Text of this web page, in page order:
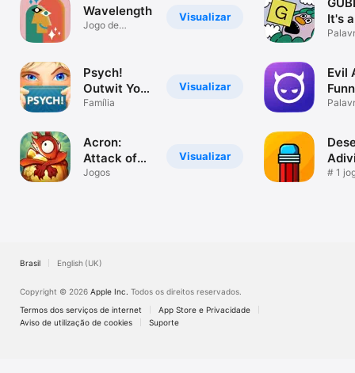
Visualizar
Wavelength
Jogo de
Visualizar
Psych!
Outwit Your
Friends
Família
Visualizar
Acron:
Attack of
the
Jogos
It's
Evil
____
# 1
Brasil English (UK)
Copyright © 2026 Apple Inc. Todos os direitos reservados.
Termos dos serviços de internet
App Store e Privacidade
Aviso de utilização de cookies
Suporte